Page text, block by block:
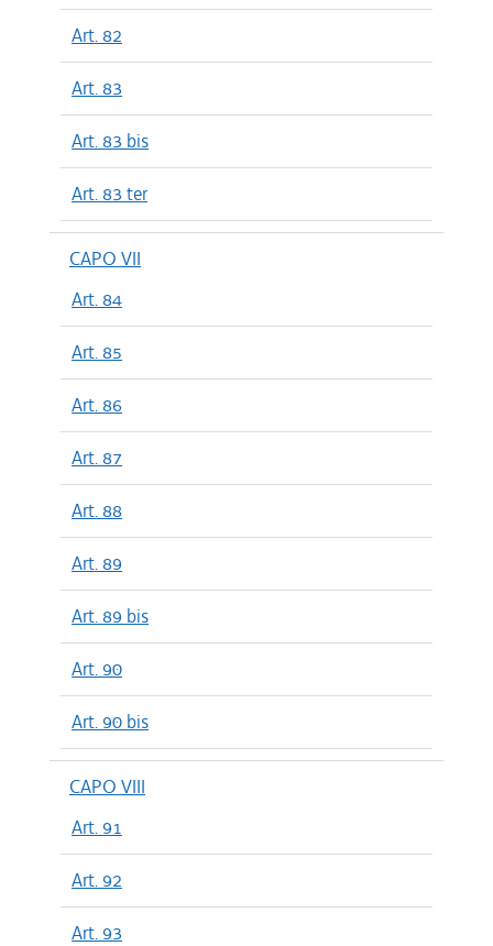
Art. 82
Art. 83
Art. 83 bis
Art. 83 ter
CAPO VII
Art. 84
Art. 85
Art. 86
Art. 87
Art. 88
Art. 89
Art. 89 bis
Art. 90
Art. 90 bis
CAPO VIII
Art. 91
Art. 92
Art. 93